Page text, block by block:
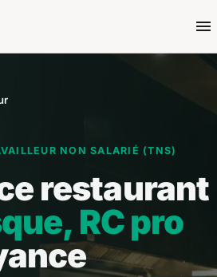
NON SALARIÉ (TNS)
restaurant
RC pro